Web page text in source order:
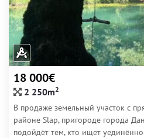
18 000€
2 250m2
В продаже земельный участок с
районе Slap, пригороде города
подойдёт тем, кто ищет